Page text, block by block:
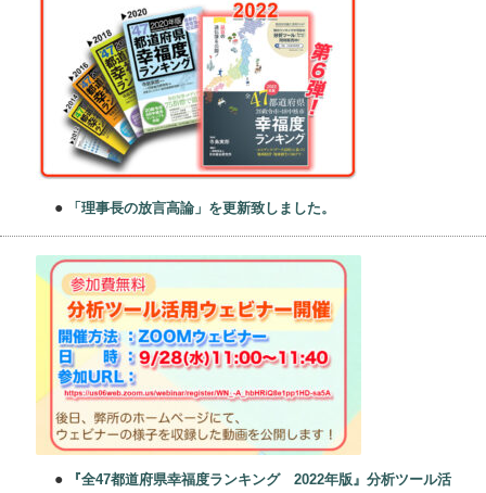
● 「理事長の放言高論」を更新致しました。
●
『全47都道府県幸福度ランキング 2022年版』分析ツール活